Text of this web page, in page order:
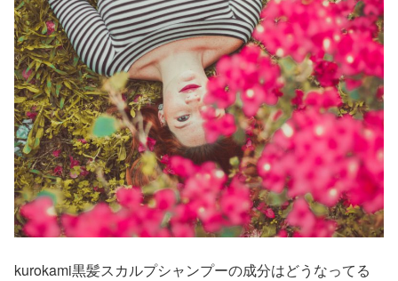
kurokami黒髪スカルプシャンプーの成分はどうなってる